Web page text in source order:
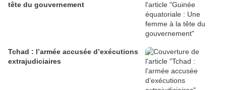
tête du gouvernement
Tchad : l’armée accusée d’exécutions
extrajudiciaires